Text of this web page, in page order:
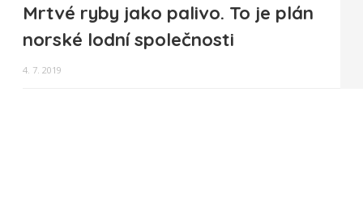
Mrtvé ryby jako palivo. To je plán
norské lodní společnosti
4. 7. 2019